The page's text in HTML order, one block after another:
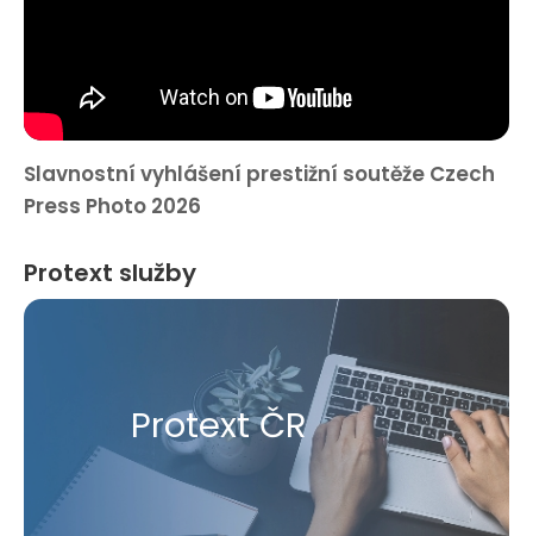
Slavnostní vyhlášení prestižní soutěže Czech
Press Photo 2026
Protext služby
Protext ČR